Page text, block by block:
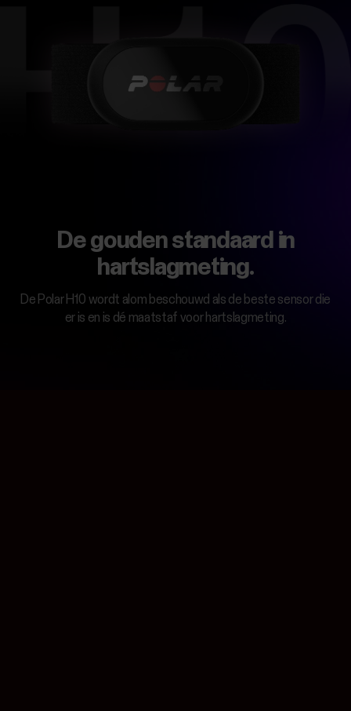
De gouden standaard in
hartslagmeting.
De Polar H10 wordt alom beschouwd als de beste sensor die
er is en is dé maatstaf voor hartslagmeting.